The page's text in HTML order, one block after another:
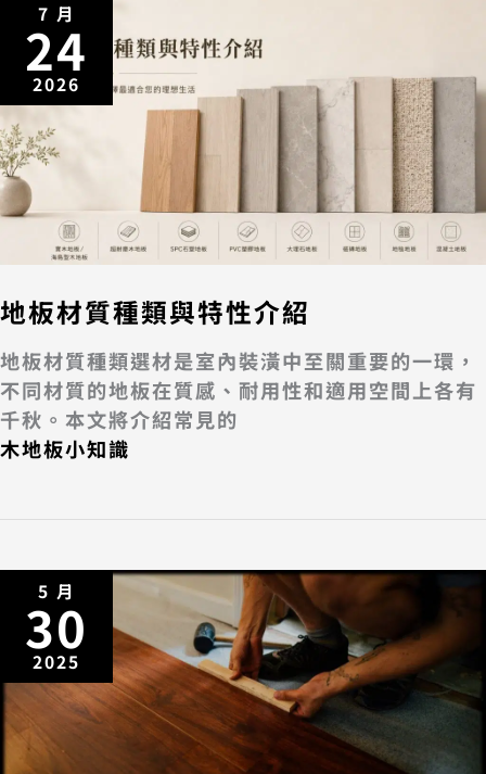
7 月
24
2026
地板材質種類與特性介紹
地板材質種類選材是室內裝潢中至關重要的一環，
不同材質的地板在質感、耐用性和適用空間上各有
千秋。本文將介紹常見的
木地板小知識
5 月
30
2025